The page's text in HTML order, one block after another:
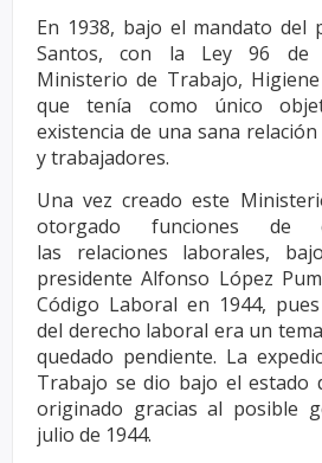
En 1938, bajo el mandato del
Santos, con la Ley 96
Ministeriode Trabajo,
que tenía como único
existencia de una sana
y trabajadores.
Una vez creado este
otorgado funciones de
las relaciones laborales,
presidente Alfonso López
Código Laboral en 1944,
del derecho laboral era un
quedado pendiente. La
Trabajo se dio bajo el estado
originado gracias al posible
julio de 1944.